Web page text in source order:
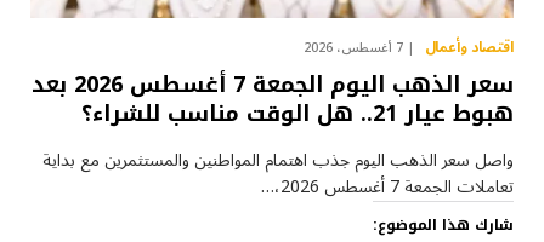
اقتصاد وأعمال 7 أغسطس، 2026
سعر الذهب اليوم الجمعة 7 أغسطس 2026 بعد
هبوط عيار 21.. هل الوقت مناسب للشراء؟
واصل سعر الذهب اليوم جذب اهتمام المواطنين والمستثمرين مع بداية
تعاملات الجمعة 7 أغسطس 2026،…
شارك هذا الموضوع: